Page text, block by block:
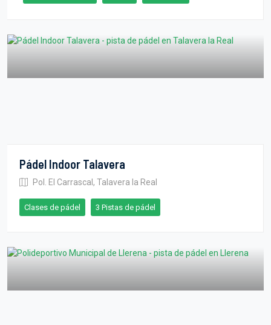
Pádel Indoor Talavera
Pol. El Carrascal, Talavera la Real
Clases de pádel 3 Pistas de pádel